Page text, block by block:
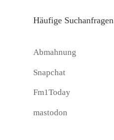
Häufige Suchanfragen
Abmahnung
Snapchat
Fm1Today
mastodon